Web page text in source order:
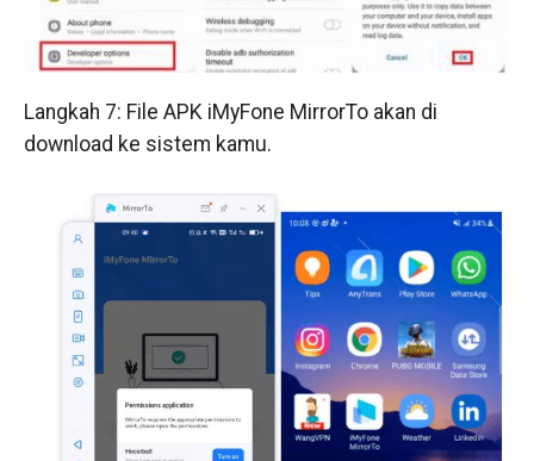
Langkah 7: File APK iMyFone MirrorTo akan di
download ke sistem kamu.